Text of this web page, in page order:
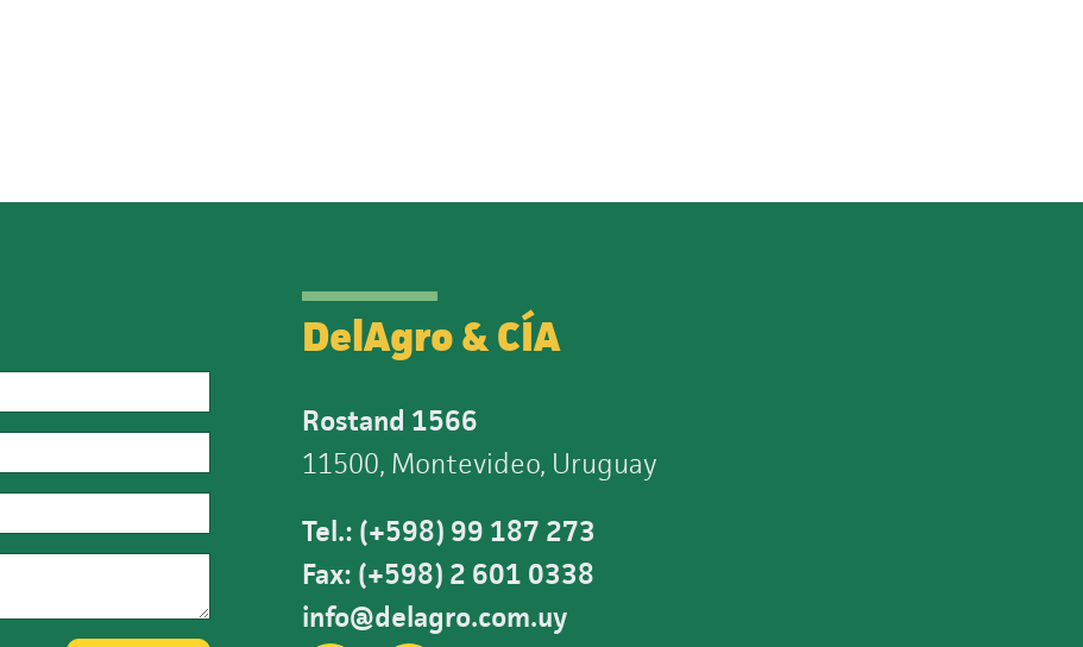
DelAgro & CÍA
Rostand 1566
11500, Montevideo, Uruguay
Tel.: (+598) 99 187 273
Fax: (+598) 2 601 0338
info@delagro.com.uy